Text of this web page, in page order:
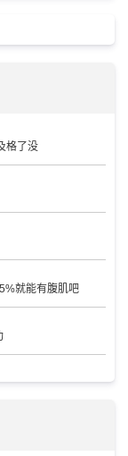
格了没
就能有腹肌吧